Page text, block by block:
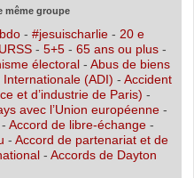
même groupe
- #jesuischarlie- 20 e
- 5+5- 65 ans ou plus-
électoral- Abus de biens
(ADI) - Accident
et d’industrie de Paris) -
avec l’Union européenne-
Accord de libre-échange-
- Accord de partenariat et de
- Accords de Dayton